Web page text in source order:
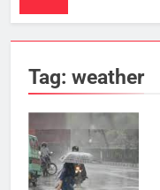
Tag: weather